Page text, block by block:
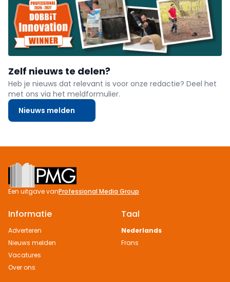
Zelf nieuws te delen?
Heb je nieuws dat relevant is voor onze redactie? Deel het
met ons via het meldformulier.
Nieuws melden
Footer
Een uitgave vanProfessional Media Group
Informatie
Adverteren
Nieuws melden
Vacatures
Over ons
Taal
Nederlands
Frans